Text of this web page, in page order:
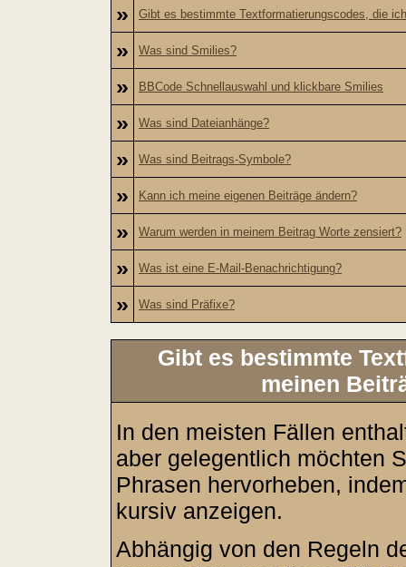
»
Gibt es bestimmte Textformatierungscodes, die
» Was sind Smilies?
» BBCode Schnellauswahl und klickbare Smilies
» Was sind Dateianhänge?
» Was sind Beitrags-Symbole?
» Kann ich meine eigenen Beiträge ändern?
» Warum werden in meinem Beitrag Worte zensiert?
» Was ist eine E-Mail-Benachrichtigung?
» Was sind Präfixe?
Gibt es bestimmte
meinen
In den meisten Fällen
aber gelegentlich möchten
Phrasen hervorheben,
kursiv anzeigen.
Abhängig von den Regeln